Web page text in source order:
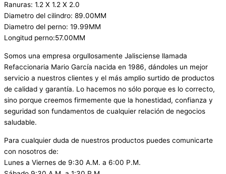
Ranuras: 1.2 X 1.2 X 2.0
Diametro del cilindro: 89.00MM
Diametro del perno: 19.99MM
Longitud perno:57.00MM
Somos una empresa orgullosamente Jalisciense llamada
Refaccionaria Mario García nacida en 1986, dándoles un mejor
servicio a nuestros clientes y el más amplio surtido de productos
de calidad y garantía. Lo hacemos no sólo porque es lo correcto,
sino porque creemos firmemente que la honestidad, confianza y
seguridad son fundamentos de cualquier relación de negocios
saludable.
Para cualquier duda de nuestros productos puedes comunicarte
con nosotros de:
Lunes a Viernes de 9:30 A.M. a 6:00 P.M.